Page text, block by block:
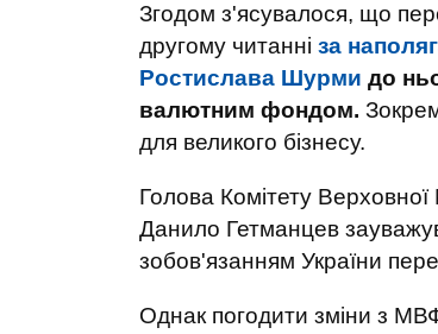
Згодом з'ясувалося, що
другому читанні за
Ростислава Шурми до
валютним фондом.
для великого бізнесу.
Голова Комітету Верховної
Данило Гетманцев
зобов'язанням України
Однак погодити зміни з